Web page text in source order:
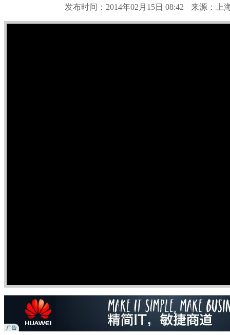
发布时间：2014年02月15日 08:42 来源：上